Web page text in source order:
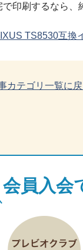
印刷するなら、
TS8530互換
カテゴリ一覧に戻
会員入会